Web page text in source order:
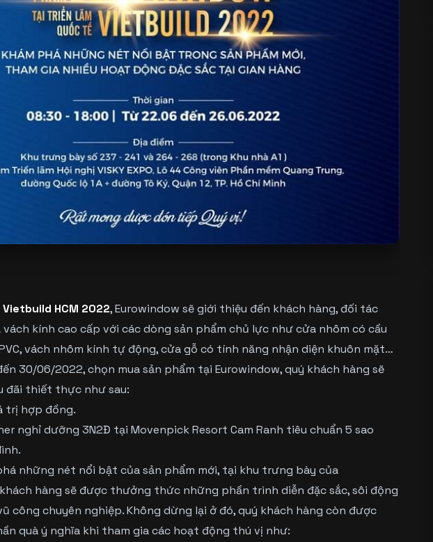
HCM 2022, Eurowindow sẽ giới thiệu đến khách hàng, đối tác
kính cao cấp với các dòng sản phẩm chủ lực như cửa nhôm có cầu
vách nhôm kính tự động, cửa gỗ có tính năng nhận diện khuôn mặt…
30/06/2022, chọn mua sản phẩm tại Eurowindow, quý khách hàng sẽ
đãi thiết thực như sau:
trị hợp đồng.
nghỉ dưỡng 3N2Đ tại Movenpick Resort Cam Ranh tiêu chuẩn 5 sao
những nét nổi bật của sản phẩm mới, tại khu trưng bày của
hàng sẽ được thưởng thức những phần trình diễn đặc sắc, sôi động
công chuyên nghiệp. Không dừng lại ở đó, quý khách hàng còn được
quà ý nghĩa khi tham gia các hoạt động thú vị như: